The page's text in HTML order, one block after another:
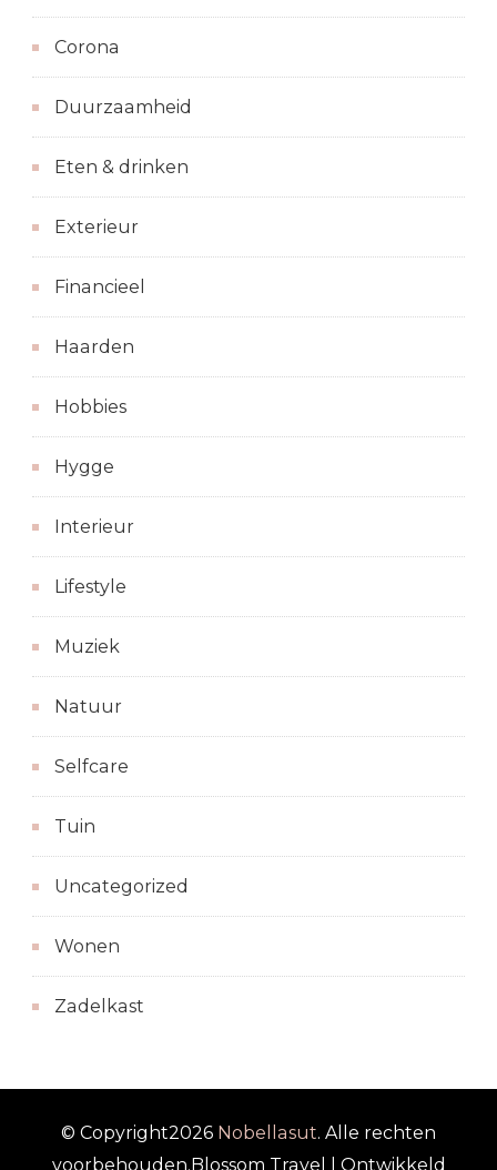
Corona
Duurzaamheid
Eten & drinken
Exterieur
Financieel
Haarden
Hobbies
Hygge
Interieur
Lifestyle
Muziek
Natuur
Selfcare
Tuin
Uncategorized
Wonen
Zadelkast
© Copyright2026 Nobellasut. Alle rechten
voorbehouden.Blossom Travel | Ontwikkeld